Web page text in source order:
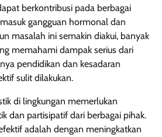
berkontribusi pada berbagai
gangguan hormonal dan
masalah ini semakin diakui, banyak
memahami dampak serius dari
pendidikan dan kesadaran
sulit dilakukan.
di lingkungan memerlukan
dan partisipatif dari berbagai pihak.
adalah dengan meningkatkan